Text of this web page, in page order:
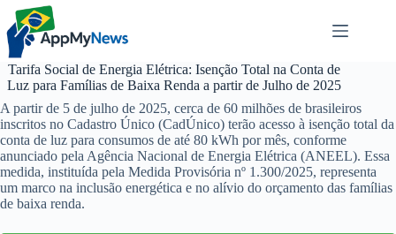
Pular
para
conteúdo
Tarifa Social de Energia Elétrica: Isenção Total na Conta de
Luz para Famílias de Baixa Renda a partir de Julho de 2025
A partir de 5 de julho de 2025, cerca de 60 milhões de brasileiros
inscritos no Cadastro Único (CadÚnico) terão acesso à isenção total da
conta de luz para consumos de até 80 kWh por mês, conforme
anunciado pela Agência Nacional de Energia Elétrica (ANEEL). Essa
medida, instituída pela Medida Provisória nº 1.300/2025, representa
um marco na inclusão energética e no alívio do orçamento das famílias
de baixa renda.